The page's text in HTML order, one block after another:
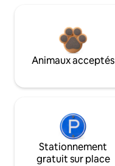
Animaux acceptés
Stationnement
gratuit sur place